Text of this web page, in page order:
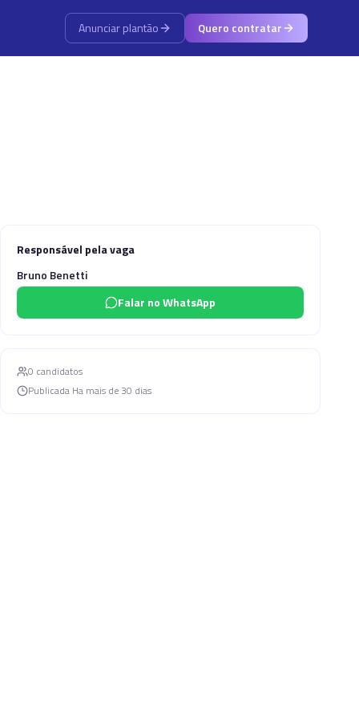
Anunciar plantão Quero contratar
Responsável pela vaga
Bruno Benetti
Falar no WhatsApp
0 candidatos
Publicada Ha mais de 30 dias